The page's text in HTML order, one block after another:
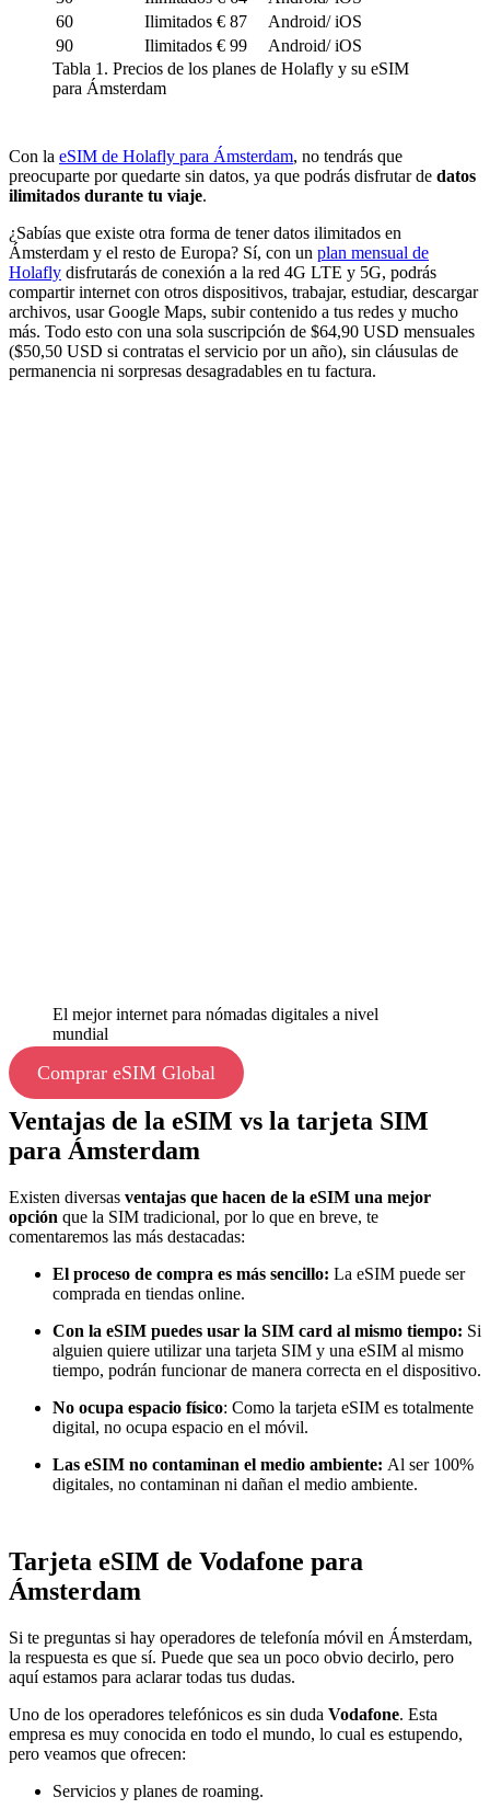
60
Ilimitados € 87
Android/ iOS
90
Ilimitados € 99
Android/ iOS
Tabla 1. Precios de los planes de Holafly y su eSIM
para Ámsterdam
Con la eSIM de Holafly para Ámsterdam, no tendrás que
preocuparte por quedarte sin datos, ya que podrás disfrutar de datos
ilimitados durante tu viaje.
¿Sabías que existe otra forma de tener datos ilimitados en
Ámsterdam y el resto de Europa? Sí, con un plan mensual de
Holafly disfrutarás de conexión a la red 4G LTE y 5G, podrás
compartir internet con otros dispositivos, trabajar, estudiar, descargar
archivos, usar Google Maps, subir contenido a tus redes y mucho
más. Todo esto con una sola suscripción de $64,90 USD mensuales
($50,50 USD si contratas el servicio por un año), sin cláusulas de
permanencia ni sorpresas desagradables en tu factura.
El mejor internet para nómadas digitales a nivel
mundial
Comprar eSIM Global
Ventajas de la eSIM vs la tarjeta SIM
para Ámsterdam
Existen diversas ventajas que hacen de la eSIM una mejor
opción que la SIM tradicional, por lo que en breve, te
comentaremos las más destacadas:
El proceso de compra es más sencillo: La eSIM puede ser
comprada en tiendas online.
Con la eSIM puedes usar la SIM card al mismo tiempo: Si
alguien quiere utilizar una tarjeta SIM y una eSIM al mismo
tiempo, podrán funcionar de manera correcta en el dispositivo.
No ocupa espacio físico: Como la tarjeta eSIM es totalmente
digital, no ocupa espacio en el móvil.
Las eSIM no contaminan el medio ambiente: Al ser 100%
digitales, no contaminan ni dañan el medio ambiente.
Tarjeta eSIM de Vodafone para
Ámsterdam
Si te preguntas si hay operadores de telefonía móvil en Ámsterdam,
la respuesta es que sí. Puede que sea un poco obvio decirlo, pero
aquí estamos para aclarar todas tus dudas.
Uno de los operadores telefónicos es sin duda Vodafone. Esta
empresa es muy conocida en todo el mundo, lo cual es estupendo,
pero veamos que ofrecen:
Servicios y planes de roaming.